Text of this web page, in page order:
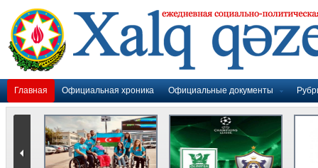
Главная Официальная хроника Официальные документы